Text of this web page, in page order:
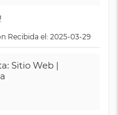
Recibida el: 2025-03-29
Sitio Web |